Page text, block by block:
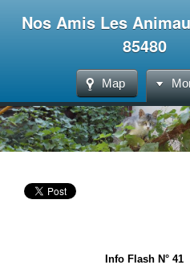
Nos Amis Les
85480
Map
Info Flash N° 41